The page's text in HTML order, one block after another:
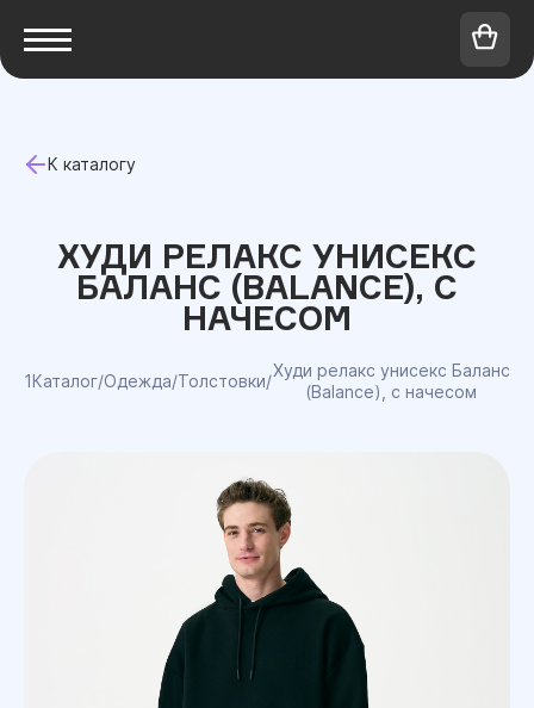
К каталогу
ХУДИ РЕЛАКС УНИСЕКС
БАЛАНС (BALANCE), С
НАЧЕСОМ
1Каталог/Одежда/Толстовки/
Худи релакс унисекс Баланс
(Balance), с начесом